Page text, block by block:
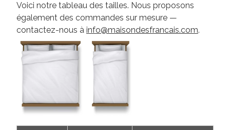
Voici notre tableau des tailles. Nous proposons
également des commandes sur mesure —
contactez-nous à info@maisondesfrancais.com.